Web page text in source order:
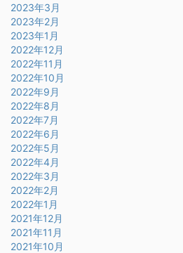
2023年3月
2023年2月
2023年1月
2022年12月
2022年11月
2022年10月
2022年9月
2022年8月
2022年7月
2022年6月
2022年5月
2022年4月
2022年3月
2022年2月
2022年1月
2021年12月
2021年11月
2021年10月